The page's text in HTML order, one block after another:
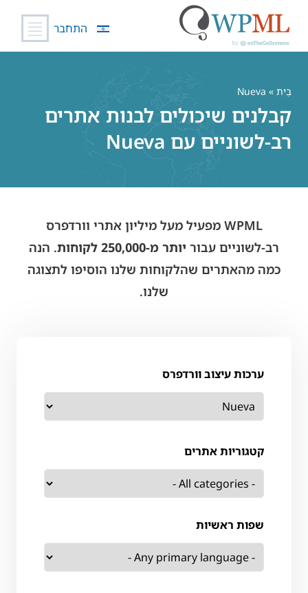
התחבר
בַּיִת » Nueva
קבלנים שיכולים לבנות אתרים
רב-לשוניים עם Nueva
WPML מפעיל מעל מיליון אתרי וורדפרס
רב-לשוניים עבור יותר מ-250,000 לקוחות
. הנה
כמה מהאתרים שהלקוחות שלנו הוסיפו לתצוגה
שלנו.
ערכות עיצוב וורדפרס
קטגוריות אתרים
שפות ראשיות